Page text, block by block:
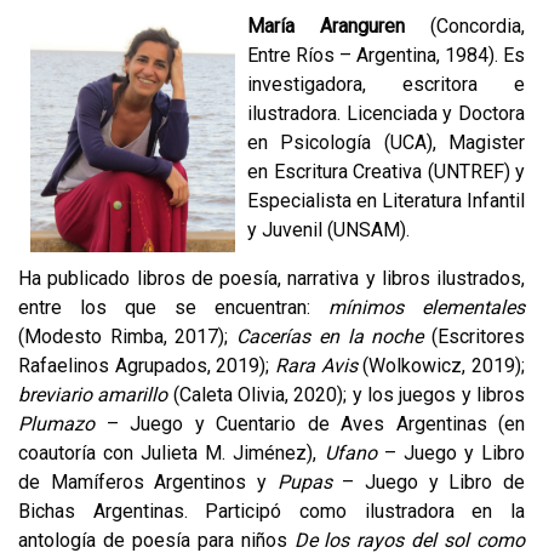
María Aranguren (Concordia,
Entre Ríos – Argentina, 1984). Es
investigadora, escritora e
ilustradora. Licenciada y Doctora
en Psicología (UCA), Magister
en Escritura Creativa (UNTREF) y
Especialista en Literatura Infantil
y Juvenil (UNSAM).
Ha publicado libros de poesía, narrativa y libros ilustrados,
entre los que se encuentran: mínimos elementales
(Modesto Rimba, 2017); Cacerías en la noche(Escritores
Rafaelinos Agrupados, 2019); Rara Avis(Wolkowicz, 2019);
breviario amarillo(Caleta Olivia, 2020); y los juegos y libros
Plumazo– Juego y Cuentario de Aves Argentinas (en
coautoría con Julieta M. Jiménez), Ufano– Juego y Libro
de Mamíferos Argentinos y Pupas– Juego y Libro de
Bichas Argentinas. Participó como ilustradora en la
antología de poesía para niños De los rayos del sol como